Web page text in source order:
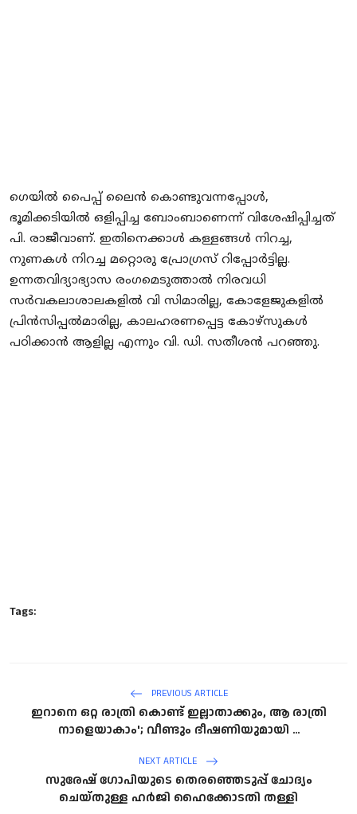
ഗെയിൽ പൈപ്പ് ലൈൻ കൊണ്ടുവന്നപ്പോൾ,
ഭൂമിക്കടിയിൽ ഒളിപ്പിച്ച ബോംബാണെന്ന് വിശേഷിപ്പിച്ചത്
പി. രാജീവാണ്. ഇതിനെക്കാൾ കള്ളങ്ങൾ നിറച്ച,
നുണകൾ നിറച്ച മറ്റൊരു പ്രോഗ്രസ് റിപ്പോർട്ടില്ല.
ഉന്നതവിദ്യാഭ്യാസ രംഗമെടുത്താൽ നിരവധി
സർവകലാശാലകളിൽ വി സിമാരില്ല, കോളേജുകളിൽ
പ്രിൻസിപ്പൽമാരില്ല, കാലഹരണപ്പെട്ട കോഴ്‌സുകൾ
പഠിക്കാൻ ആളില്ല എന്നും വി. ഡി. സതീശൻ പറഞ്ഞു.
Tags:
PREVIOUS ARTICLE
ഇറാനെ ഒറ്റ രാത്രി കൊണ്ട് ഇല്ലാതാക്കും, ആ രാത്രി
നാളെയാകാം'; വീണ്ടും ഭീഷണിയുമായി ...
NEXT ARTICLE
സുരേഷ് ഗോപിയുടെ തെരഞ്ഞെടുപ്പ് ചോദ്യം
ചെയ്തുള്ള ഹര്‍ജി ഹൈക്കോടതി തള്ളി